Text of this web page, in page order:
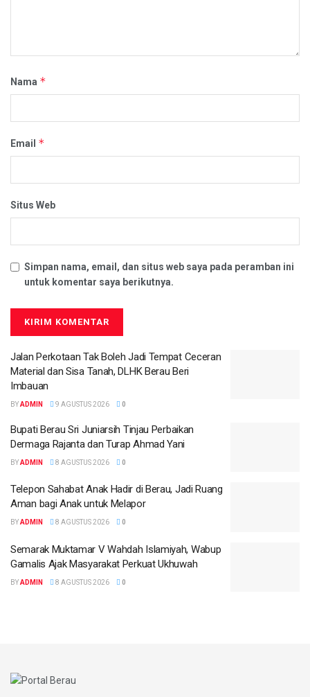
Nama *
Email *
Situs Web
Simpan nama, email, dan situs web saya pada peramban ini
untuk komentar saya berikutnya.
Jalan Perkotaan Tak Boleh Jadi Tempat Ceceran
Material dan Sisa Tanah, DLHK Berau Beri
Imbauan
BYADMIN 9 AGUSTUS 2026 0
Bupati Berau Sri Juniarsih Tinjau Perbaikan
Dermaga Rajanta dan Turap Ahmad Yani
BYADMIN 8 AGUSTUS 2026 0
Telepon Sahabat Anak Hadir di Berau, Jadi Ruang
Aman bagi Anak untuk Melapor
BYADMIN 8 AGUSTUS 2026 0
Semarak Muktamar V Wahdah Islamiyah, Wabup
Gamalis Ajak Masyarakat Perkuat Ukhuwah
BYADMIN 8 AGUSTUS 2026 0